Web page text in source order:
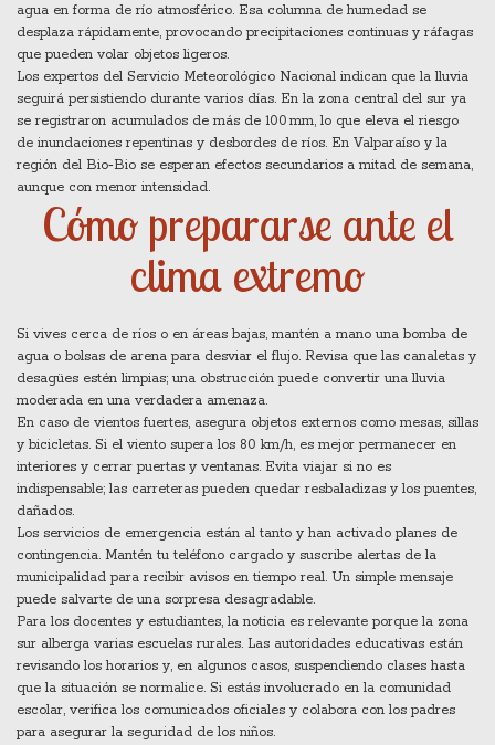
agua en forma de río atmosférico. Esa columna de humedad se
desplaza rápidamente, provocando precipitaciones continuas y ráfagas
que pueden volar objetos ligeros.
Los expertos del Servicio Meteorológico Nacional indican que la lluvia
seguirá persistiendo durante varios días. En la zona central del sur ya
se registraron acumulados de más de 100 mm, lo que eleva el riesgo
de inundaciones repentinas y desbordes de ríos. En Valparaíso y la
región del Bio‑Bio se esperan efectos secundarios a mitad de semana,
aunque con menor intensidad.
Cómo prepararse ante el
clima extremo
Si vives cerca de ríos o en áreas bajas, mantén a mano una bomba de
agua o bolsas de arena para desviar el flujo. Revisa que las canaletas y
desagües estén limpias; una obstrucción puede convertir una lluvia
moderada en una verdadera amenaza.
En caso de vientos fuertes, asegura objetos externos como mesas, sillas
y bicicletas. Si el viento supera los 80 km/h, es mejor permanecer en
interiores y cerrar puertas y ventanas. Evita viajar si no es
indispensable; las carreteras pueden quedar resbaladizas y los puentes,
dañados.
Los servicios de emergencia están al tanto y han activado planes de
contingencia. Mantén tu teléfono cargado y suscribe alertas de la
municipalidad para recibir avisos en tiempo real. Un simple mensaje
puede salvarte de una sorpresa desagradable.
Para los docentes y estudiantes, la noticia es relevante porque la zona
sur alberga varias escuelas rurales. Las autoridades educativas están
revisando los horarios y, en algunos casos, suspendiendo clases hasta
que la situación se normalice. Si estás involucrado en la comunidad
escolar, verifica los comunicados oficiales y colabora con los padres
para asegurar la seguridad de los niños.